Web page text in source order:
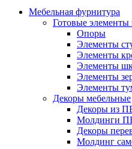
Мебельная фурнитура
Готовые элементы
Опоры
Элементы
Элементы
Элементы
Элементы
Элементы
Декоры мебельные
Декоры из
Молдинги
Декоры
Молдинг